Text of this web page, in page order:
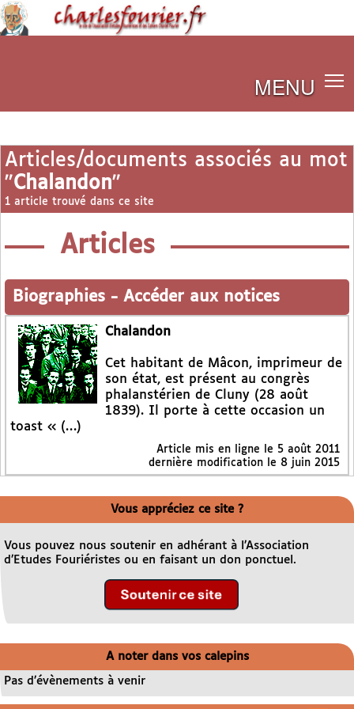
MENU
Articles/documents associés au mot
"Chalandon"
1 article trouvé dans ce site
Articles
Biographies - Accéder aux notices
Chalandon
Cet habitant de Mâcon, imprimeur de
son état, est présent au congrès
phalanstérien de Cluny (28 août
1839). Il porte à cette occasion un
toast « (…)
Article mis en ligne le 5 août 2011
dernière modification le 8 juin 2015
Vous appréciez ce site ?
Vous pouvez nous soutenir en adhérant à l’Association
d’Etudes Fouriéristes ou en faisant un don ponctuel.
A noter dans vos calepins
Pas d’évènements à venir